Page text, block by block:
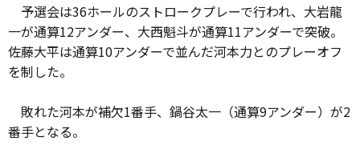
予選会は36ホールのストロークプレーで行われ、大岩龍
一が通算12アンダー、大西魁斗が通算11アンダーで突破。
佐藤大平は通算10アンダーで並んだ河本力とのプレーオフ
を制した。
敗れた河本が補欠1番手、鍋谷太一（通算9アンダー）が2
番手となる。